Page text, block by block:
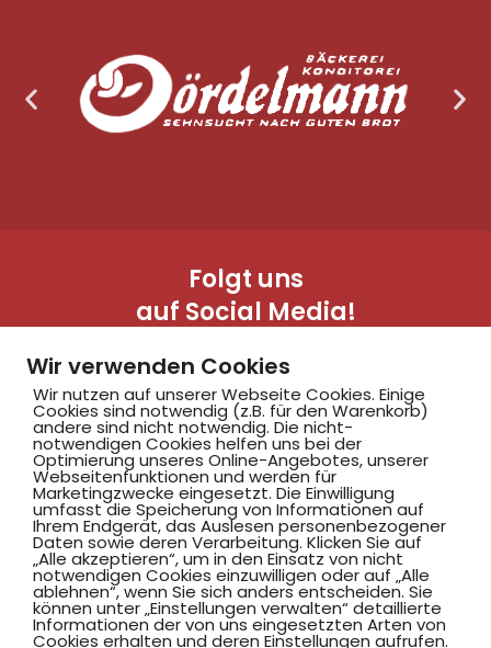
Folgt uns
auf Social Media!
Hammer SportClub 2008
Am Südbad 9,
59069 Hamm
Wir verwenden Cookies
Wir nutzen auf unserer Webseite Cookies. Einige
Cookies sind notwendig (z.B. für den Warenkorb)
andere sind nicht notwendig. Die nicht-
notwendigen Cookies helfen uns bei der
Optimierung unseres Online-Angebotes, unserer
Webseitenfunktionen und werden für
Marketingzwecke eingesetzt. Die Einwilligung
umfasst die Speicherung von Informationen auf
Ihrem Endgerät, das Auslesen personenbezogener
Daten sowie deren Verarbeitung. Klicken Sie auf
„Alle akzeptieren“, um in den Einsatz von nicht
notwendigen Cookies einzuwilligen oder auf „Alle
ablehnen“, wenn Sie sich anders entscheiden. Sie
können unter „Einstellungen verwalten“ detaillierte
Informationen der von uns eingesetzten Arten von
Cookies erhalten und deren Einstellungen aufrufen.